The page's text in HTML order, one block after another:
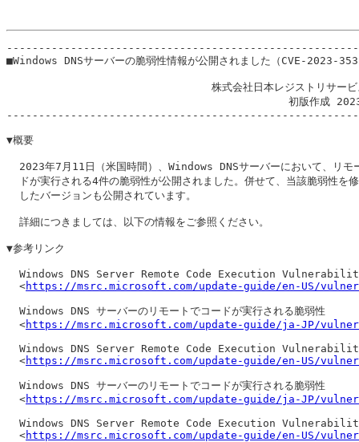
■Windows DNSサーバーの脆弱性情報が公開されました（CVE-2023-
株式会社日本レジストリサー
初版作成
▼概要
2023年7月11日（米国時間）、Windows DNSサーバーにおいて、リモ
ドが実行される4件の脆弱性が公開されました。併せて、当該脆弱性を
  したバージョンも公開されています。
  詳細につきましては、以下の情報をご参照ください。
▼参考リンク
Windows DNS Server Remote Code Execution
  <
https://msrc.microsoft.com/update-guide/en-US/
  Windows DNS サーバーのリモートでコードが実行される脆弱性
  <
https://msrc.microsoft.com/update-guide/ja-JP/
Windows DNS Server Remote Code Execution
  <
https://msrc.microsoft.com/update-guide/en-US/
  Windows DNS サーバーのリモートでコードが実行される脆弱性
  <
https://msrc.microsoft.com/update-guide/ja-JP/
Windows DNS Server Remote Code Execution
  <
https://msrc.microsoft.com/update-guide/en-US/